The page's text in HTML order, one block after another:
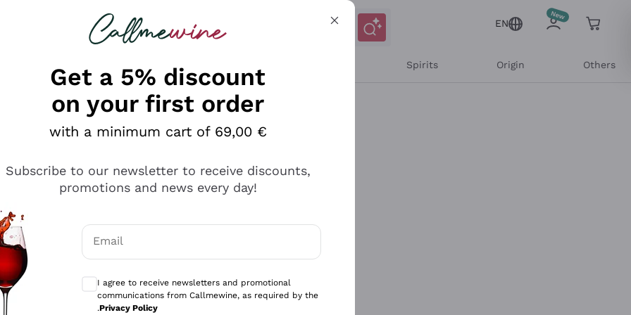
looking for
EN
Spirits Origin Others
Get a 5% discount
on your first order
with a minimum cart of 69,00 €
Subscribe to our newsletter to receive discounts,
promotions and news every day!
Email
I agree to receive newsletters and promotional
communications from Callmewine, as required by the
.Privacy Policy